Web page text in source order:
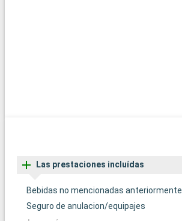
Las prestaciones incluídas
Bebidas no mencionadas anteriormente
Seguro de anulacion/equipajes